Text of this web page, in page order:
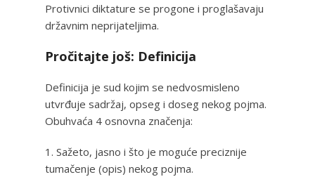
Protivnici diktature se progone i proglašavaju
državnim neprijateljima.
Pročitajte još: Definicija
Definicija je sud kojim se nedvosmisleno
utvrđuje sadržaj, opseg i doseg nekog pojma.
Obuhvaća 4 osnovna značenja:
1. Sažeto, jasno i što je moguće preciznije
tumačenje (opis) nekog pojma.